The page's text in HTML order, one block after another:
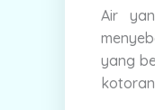
Air
yang